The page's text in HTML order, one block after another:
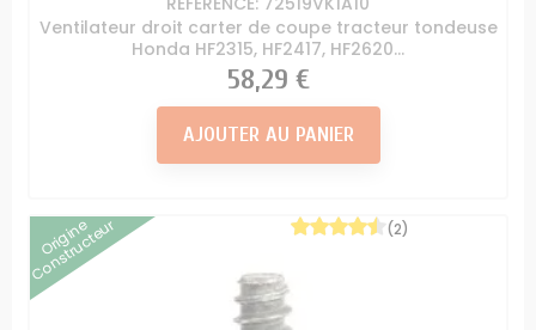
Ventilateur droit carter de coupe tracteur tondeuse
Honda HF2315, HF2417, HF2620...
Prix
58,29 €
AJOUTER AU PANIER
Origine
Constructeur (2)